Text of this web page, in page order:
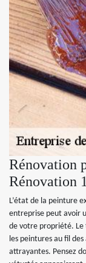
Rénovation
Rénovation
L’état de la peinture
entreprise peut avoir
de votre propriété.
les peintures au fil
attrayantes. Pensez